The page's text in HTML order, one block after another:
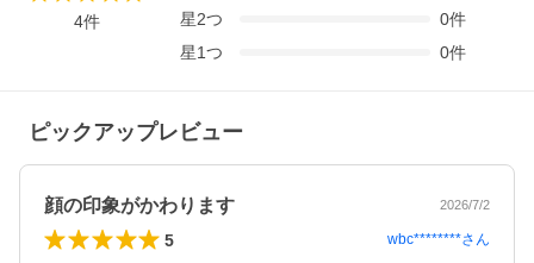
4件
星2つ 0件
星1つ 0件
ピックアップレビュー
顔の印象がかわります 2026/7/2
5 wbc********さん